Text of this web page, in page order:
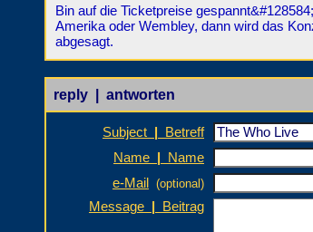
Bin auf die Ticketpreise
Amerika oder Wembley, dann wird das
abgesagt.
reply | antworten
Subject
Betreff
Name
Name
e-Mail
(optional)
Message Beitrag